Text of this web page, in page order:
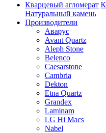
Кварцевый агломерат
Натуральный камень
Производители
Аварус
Avant Quartz
Aleph Stone
Belenco
Caesarstone
Cambria
Dekton
Etna Quartz
Grandex
Laminam
LG Hi Macs
Nabel